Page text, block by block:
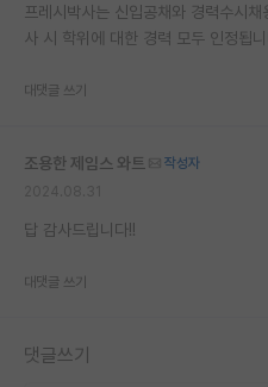
프레시박사는 신입공채와 경력수시
사 시 학위에 대한 경력 모두 인정됩니
대댓글 쓰기
조용한 제임스 와트
작성자
답 감사드립니다!!
대댓글 쓰기
댓글쓰기